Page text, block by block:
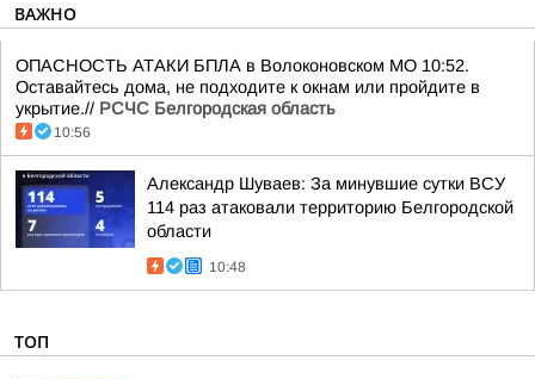
ВАЖНО
ОПАСНОСТЬ АТАКИ БПЛА в Волоконовском МО 10:52.
Оставайтесь дома, не подходите к окнам или пройдите в
укрытие.// РСЧС Белгородская область
10:56
Александр Шуваев: За минувшие сутки ВСУ
114 раз атаковали территорию Белгородской
области
10:48
ТОП